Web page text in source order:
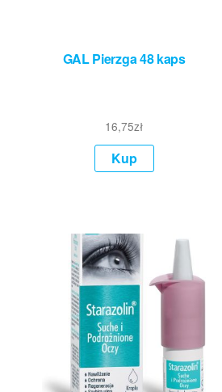
GAL Pierzga 48 kaps
16,75zł
Kup